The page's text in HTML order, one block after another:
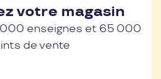
votre magasin
000 enseignes et 65 000
de vente